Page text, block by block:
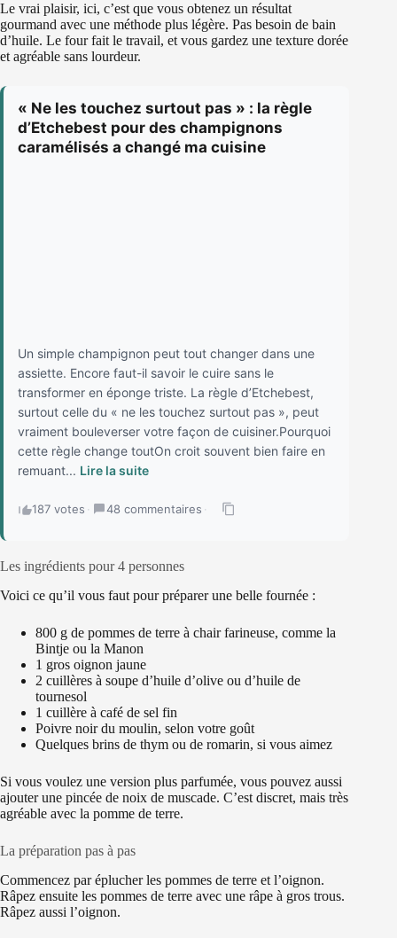
Le vrai plaisir, ici, c’est que vous obtenez un résultat
gourmand avec une méthode plus légère. Pas besoin de bain
d’huile. Le four fait le travail, et vous gardez une texture dorée
et agréable sans lourdeur.
« Ne les touchez surtout pas » : la règle
d’Etchebest pour des champignons
caramélisés a changé ma cuisine
Un simple champignon peut tout changer dans une
assiette. Encore faut-il savoir le cuire sans le
transformer en éponge triste. La règle d’Etchebest,
surtout celle du « ne les touchez surtout pas », peut
vraiment bouleverser votre façon de cuisiner.Pourquoi
cette règle change toutOn croit souvent bien faire en
remuant... Lire la suite
187 votes · 48 commentaires ·
Les ingrédients pour 4 personnes
Voici ce qu’il vous faut pour préparer une belle fournée :
800 g de pommes de terre à chair farineuse, comme la
Bintje ou la Manon
1 gros oignon jaune
2 cuillères à soupe d’huile d’olive ou d’huile de
tournesol
1 cuillère à café de sel fin
Poivre noir du moulin, selon votre goût
Quelques brins de thym ou de romarin, si vous aimez
Si vous voulez une version plus parfumée, vous pouvez aussi
ajouter une pincée de noix de muscade. C’est discret, mais très
agréable avec la pomme de terre.
La préparation pas à pas
Commencez par éplucher les pommes de terre et l’oignon.
Râpez ensuite les pommes de terre avec une râpe à gros trous.
Râpez aussi l’oignon.